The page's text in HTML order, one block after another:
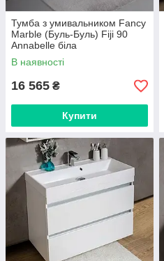
Тумба з умивальником Fancy
Marble (Буль-Буль) Fiji 90
Annabelle біла
В наявності
16 565 ₴
Купити